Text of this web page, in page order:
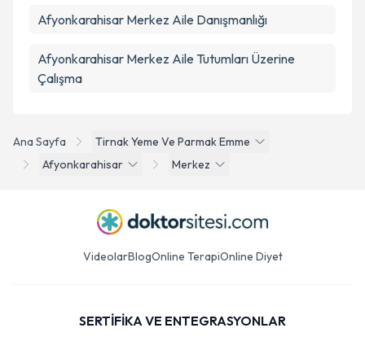
Ana Sayfa
Tirnak Yeme Ve Parmak Emme
Afyonkarahisar
Merkez
Afyonkarahisar Merkez Aile Danışmanlığı
Afyonkarahisar Merkez Aile Tutumları Üzerine
Çalışma
VideolarBlogOnline TerapiOnline Diyet
SERTİFİKA VE ENTEGRASYONLAR